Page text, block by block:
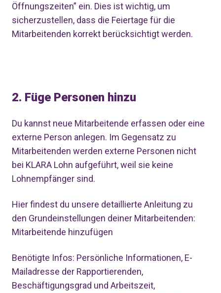
Öffnungszeiten” ein. Dies ist wichtig, um
sicherzustellen, dass die Feiertage für die
Mitarbeitenden korrekt berücksichtigt werden.
2. Füge Personen hinzu
Du kannst neue Mitarbeitende erfassen oder eine
externe Person anlegen. Im Gegensatz zu
Mitarbeitenden werden externe Personen nicht
bei KLARA Lohn aufgeführt, weil sie keine
Lohnempfänger sind.
Hier findest du unsere detaillierte Anleitung zu
den Grundeinstellungen deiner Mitarbeitenden:
Mitarbeitende hinzufügen
Benötigte Infos: Persönliche Informationen, E-
Mailadresse der Rapportierenden,
Beschäftigungsgrad und Arbeitszeit,